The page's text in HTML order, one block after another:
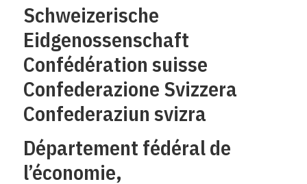
Schweizerische
Eidgenossenschaft
Confédération suisse
Confederazione Svizzera
Confederaziun svizra
Département fédéral de
l’économie,